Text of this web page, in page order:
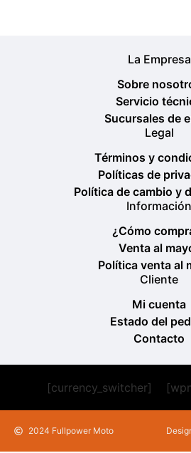
La Empresa
Sobre
Servicio
Sucursales de
Legal
Términos y
Políticas de
Política de cambio y
Información
¿Cómo
Venta al
Política venta al
Cliente
Mi cuenta
Estado del
Contacto
[currency_switcher]
2024 Fullpower Moto